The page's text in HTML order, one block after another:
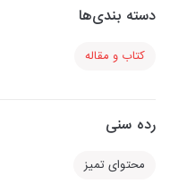
دسته بندی‌ها
کتاب و مقاله
رده سنی
محتوای تمیز